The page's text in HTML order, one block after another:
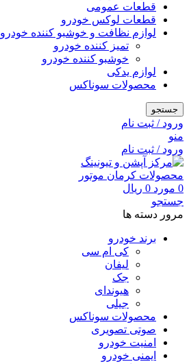
قطعات عمومی
قطعات لوکس خودرو
لوازم نظافت و خوشبو کننده خودرو
تمیز کننده خودرو
خوشبو کننده خودرو
لوازم یدکی
محصولات سوناکس
جستجو
ورود / ثبت نام
منو
ورود / ثبت نام
0 مورد 0 ریال
جستجو
مرور دسته ها
برند خودرو
کی ام سی
لیفان
جک
هیوندای
جیلی
محصولات سوناکس
صوتی تصویری
امنیت خودرو
ایمنی خودرو